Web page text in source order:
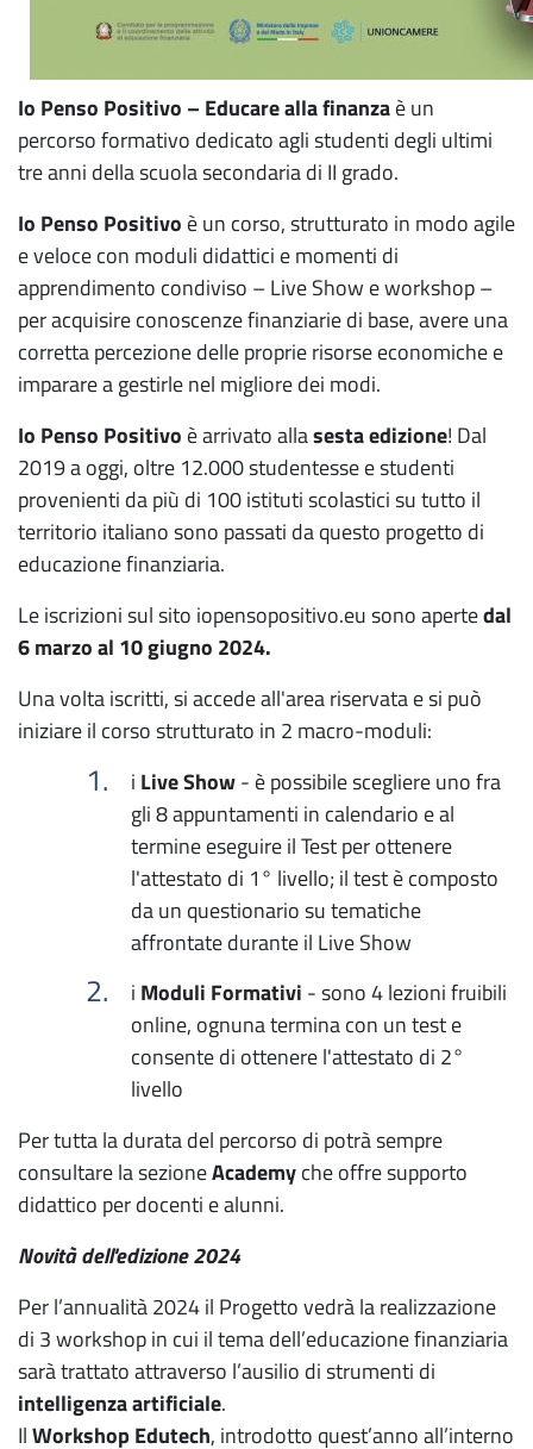
Io Penso Positivo – Educare alla finanzaè un
percorso formativo dedicato agli studenti degli ultimi
tre anni della scuola secondaria di II grado.
Io Penso Positivo è un corso, strutturato in modo agile
e veloce con moduli didattici e momenti di
apprendimento condiviso – Live Show e workshop –
per acquisire conoscenze finanziarie di base, avere una
corretta percezione delle proprie risorse economiche e
imparare a gestirle nel migliore dei modi.
Io Penso Positivo è arrivato allasesta edizione! Dal
2019 a oggi, oltre 12.000 studentesse e studenti
provenienti da più di 100 istituti scolastici su tutto il
territorio italiano sono passati da questo progetto di
educazione finanziaria.
Le iscrizioni sul sito iopensopositivo.eu sono apertedal
6 marzo al 10 giugno 2024.
Una volta iscritti, si accede all'area riservata e si può
iniziare il corso strutturato in 2 macro-moduli:
i Live Show- è possibile scegliere uno fra
gli 8 appuntamenti in calendario e al
termine eseguire il Test per ottenere
l'attestato di 1° livello; il test è composto
da un questionario su tematiche
affrontate durante il Live Show
i Moduli Formativi - sono 4 lezioni fruibili
online, ognuna termina con un test e
consente di ottenere l'attestato di 2°
livello
Per tutta la durata del percorso di potrà sempre
consultare la sezioneAcademyche offre supporto
didattico per docenti e alunni.
Novità dell'edizione 2024
Per l’annualità 2024 il Progetto vedrà la realizzazione
di 3 workshop in cui il tema dell’educazione finanziaria
sarà trattato attraverso l’ausilio di strumenti di
intelligenza artificiale.
IlWorkshop Edutech, introdotto quest’anno all’interno